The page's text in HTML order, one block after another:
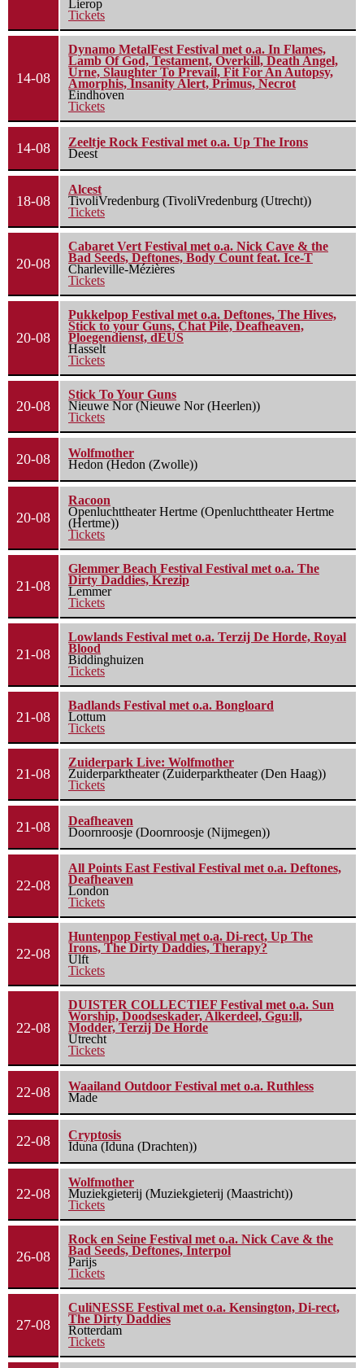
Lierop
Tickets
14-08
Dynamo MetalFest Festival met o.a. In Flames,
Lamb Of God, Testament, Overkill, Death Angel,
Urne, Slaughter To Prevail, Fit For An Autopsy,
Amorphis, Insanity Alert, Primus, Necrot
Eindhoven
Tickets
14-08
Zeeltje Rock Festival met o.a. Up The Irons
Deest
18-08
Alcest
TivoliVredenburg (TivoliVredenburg (Utrecht))
Tickets
20-08
Cabaret Vert Festival met o.a. Nick Cave & the
Bad Seeds, Deftones, Body Count feat. Ice-T
Charleville-Mézières
Tickets
20-08
Pukkelpop Festival met o.a. Deftones, The Hives,
Stick to your Guns, Chat Pile, Deafheaven,
Ploegendienst, dEUS
Hasselt
Tickets
20-08
Stick To Your Guns
Nieuwe Nor (Nieuwe Nor (Heerlen))
Tickets
20-08
Wolfmother
Hedon (Hedon (Zwolle))
20-08
Racoon
Openluchttheater Hertme (Openluchttheater Hertme
(Hertme))
Tickets
21-08
Glemmer Beach Festival Festival met o.a. The
Dirty Daddies, Krezip
Lemmer
Tickets
21-08
Lowlands Festival met o.a. Terzij De Horde, Royal
Blood
Biddinghuizen
Tickets
21-08
Badlands Festival met o.a. Bongloard
Lottum
Tickets
21-08
Zuiderpark Live: Wolfmother
Zuiderparktheater (Zuiderparktheater (Den Haag))
Tickets
21-08
Deafheaven
Doornroosje (Doornroosje (Nijmegen))
22-08
All Points East Festival Festival met o.a. Deftones,
Deafheaven
London
Tickets
22-08
Huntenpop Festival met o.a. Di-rect, Up The
Irons, The Dirty Daddies, Therapy?
Ulft
Tickets
22-08
DUISTER COLLECTIEF Festival met o.a. Sun
Worship, Doodseskader, Alkerdeel, Ggu:ll,
Modder, Terzij De Horde
Utrecht
Tickets
22-08
Waailand Outdoor Festival met o.a. Ruthless
Made
22-08
Cryptosis
Iduna (Iduna (Drachten))
22-08
Wolfmother
Muziekgieterij (Muziekgieterij (Maastricht))
Tickets
26-08
Rock en Seine Festival met o.a. Nick Cave & the
Bad Seeds, Deftones, Interpol
Parijs
Tickets
27-08
CuliNESSE Festival met o.a. Kensington, Di-rect,
The Dirty Daddies
Rotterdam
Tickets